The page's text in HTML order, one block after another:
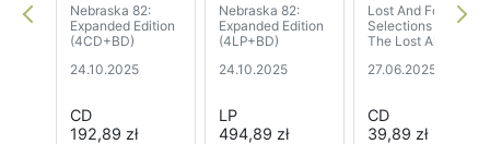
Nebraska 82:
Expanded Edition
(4CD+BD)
24.10.2025
CD
192,89 zł
Nebraska 82:
Expanded Edition
(4LP+BD)
24.10.2025
LP
494,89 zł
Lost And Found:
Selections From
The Lost Albums
27.06.2025
CD
39,89 zł